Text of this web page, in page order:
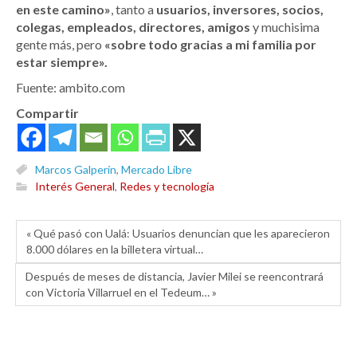
en este camino», tanto a usuarios, inversores, socios,
colegas, empleados, directores, amigos y muchisima
gente más, pero «sobre todo gracias a mi familia por
estar siempre».
Fuente: ambito.com
Compartir
Marcos Galperín, Mercado Libre
Interés General, Redes y tecnología
« Qué pasó con Ualá: Usuarios denuncian que les aparecieron
8.000 dólares en la billetera virtual…
Después de meses de distancia, Javier Milei se reencontrará
con Victoria Villarruel en el Tedeum… »